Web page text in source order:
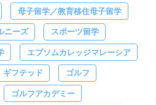
母子留学／教育移住母子留学
ニーズ スポーツ留学
エプソムカレッジマレーシア
ギフテッド ゴルフ
ゴルフアカデミー